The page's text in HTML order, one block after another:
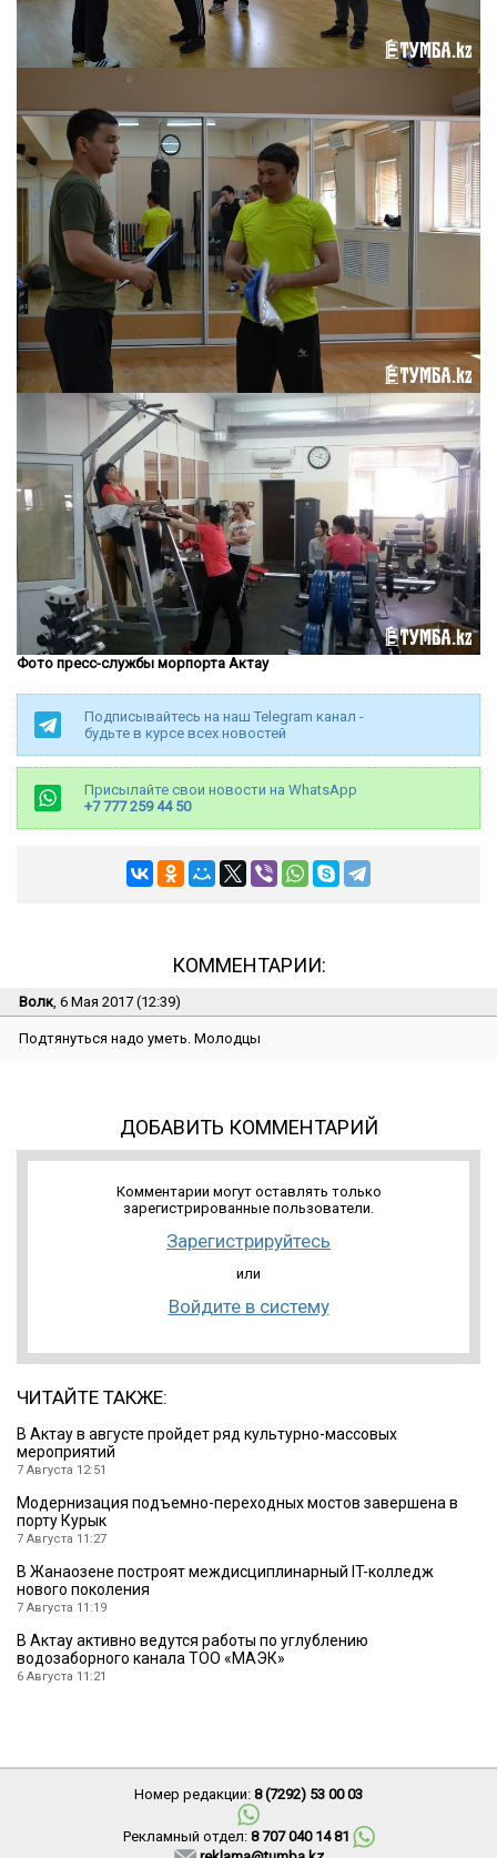
Фото пресс-службы морпорта Актау
Подписывайтесь на наш Telegram канал -
будьте в курсе всех новостей
Присылайте свои новости на WhatsApp
+7 777 259 44 50
КОММЕНТАРИИ:
Волк , 6 Мая 2017 (12:39)
Подтянуться надо уметь. Молодцы
ДОБАВИТЬ КОММЕНТАРИЙ
Комментарии могут оставлять только
зарегистрированные пользователи.
Зарегистрируйтесь
или
Войдите в систему
ЧИТАЙТЕ ТАКЖЕ:
В Актау в августе пройдет ряд культурно-массовых
мероприятий
7 Августа 12:51
Модернизация подъемно-переходных мостов завершена в
порту Курык
7 Августа 11:27
В Жанаозене построят междисциплинарный IT-колледж
нового поколения
7 Августа 11:19
В Актау активно ведутся работы по углублению
водозаборного канала ТОО «МАЭК»
6 Августа 11:21
Номер редакции: 8 (7292) 53 00 03
Рекламный отдел: 8 707 040 14 81